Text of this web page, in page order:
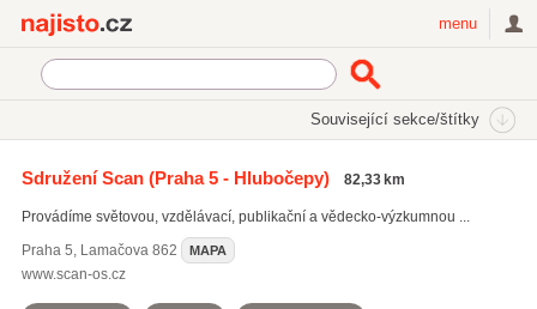
menu
Související sekce/štítky
tisk plakátů(303)
tisk katalogů(236)
Sdružení Scan(Praha 5 - Hlubočepy) 82,33 km
Provádíme světovou, vzdělávací, publikační a vědecko-výzkumnou ...
Praha 5, Lamačova 862 MAPA
www.scan-os.cz